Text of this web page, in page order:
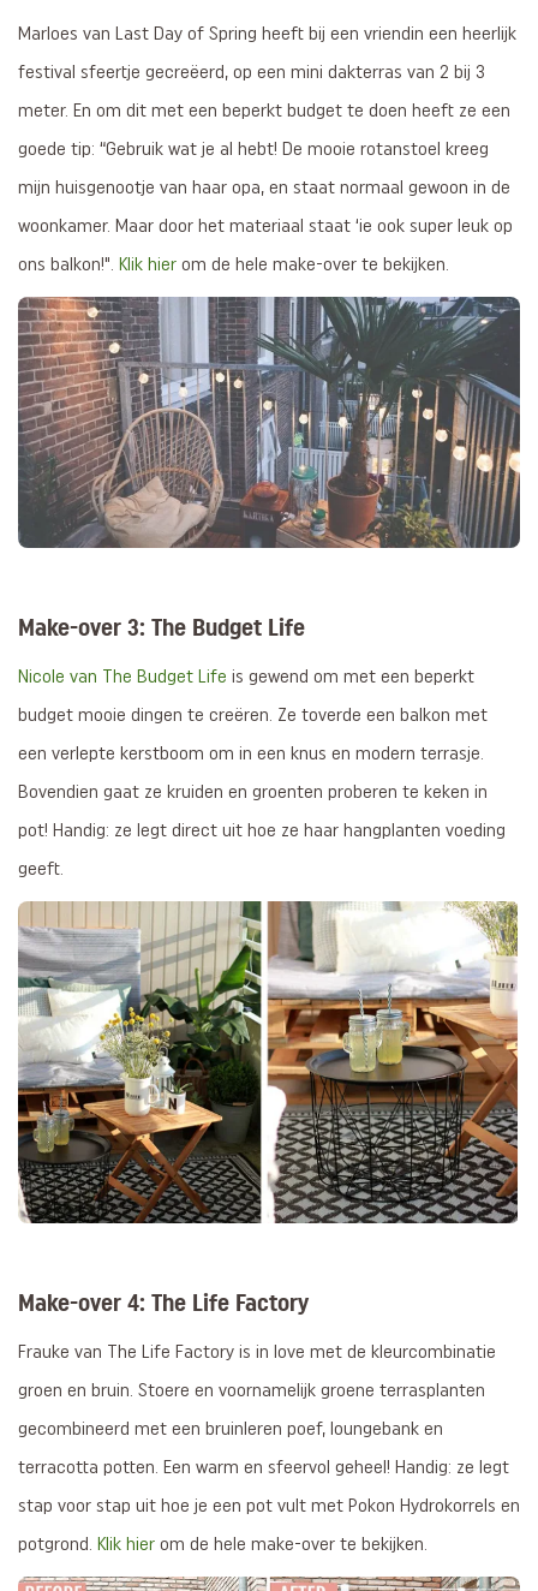
Marloes van Last Day of Spring heeft bij een vriendin een heerlijk
festival sfeertje gecreëerd, op een mini dakterras van 2 bij 3
meter. En om dit met een beperkt budget te doen heeft ze een
goede tip: “Gebruik wat je al hebt! De mooie rotanstoel kreeg
mijn huisgenootje van haar opa, en staat normaal gewoon in de
woonkamer. Maar door het materiaal staat ‘ie ook super leuk op
ons balkon!". Klik hier om de hele make-over te bekijken.
Make-over 3: The Budget Life
Nicole van The Budget Life is gewend om met een beperkt
budget mooie dingen te creëren. Ze toverde een balkon met
een verlepte kerstboom om in een knus en modern terrasje.
Bovendien gaat ze kruiden en groenten proberen te keken in
pot! Handig: ze legt direct uit hoe ze haar hangplanten voeding
geeft.
Make-over 4: The Life Factory
Frauke van The Life Factory is in love met de kleurcombinatie
groen en bruin. Stoere en voornamelijk groene terrasplanten
gecombineerd met een bruinleren poef, loungebank en
terracotta potten. Een warm en sfeervol geheel! Handig: ze legt
stap voor stap uit hoe je een pot vult met Pokon Hydrokorrels en
potgrond. Klik hier om de hele make-over te bekijken.